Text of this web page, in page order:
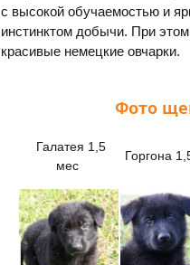
с высокой обучаемостью и
инстинктом добычи. При
красивые немецкие овчарки.
Фото
Галатея 1,5
мес
Горгона